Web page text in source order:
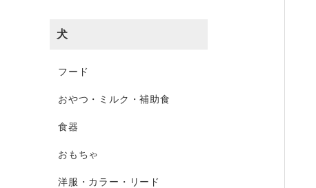
犬
フード
おやつ・ミルク・補助食
食器
おもちゃ
洋服・カラー・リード